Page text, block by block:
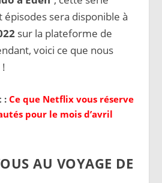
sera disponible à
sur la plateforme de
voici ce que nous
:Ce que Netflix vous réserve
pour le mois d’avril
AU VOYAGE DE